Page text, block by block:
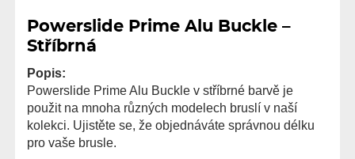
Powerslide Prime Alu Buckle –
Stříbrná
Popis:
Powerslide Prime Alu Buckle v stříbrné barvě je
použit na mnoha různých modelech bruslí v naší
kolekci. Ujistěte se, že objednáváte správnou délku
pro vaše brusle.